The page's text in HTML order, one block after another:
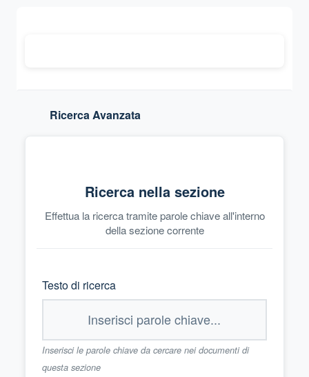
Ricerca Avanzata
Ricerca nella sezione
Effettua la ricerca tramite parole chiave all'interno
della sezione corrente
Testo di ricerca
Inserisci le parole chiave da cercare nei documenti di
questa sezione